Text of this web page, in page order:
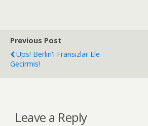
Previous Post
Ups! Berlin'i Fransizlar Ele
Gecirmis!
Leave a Reply